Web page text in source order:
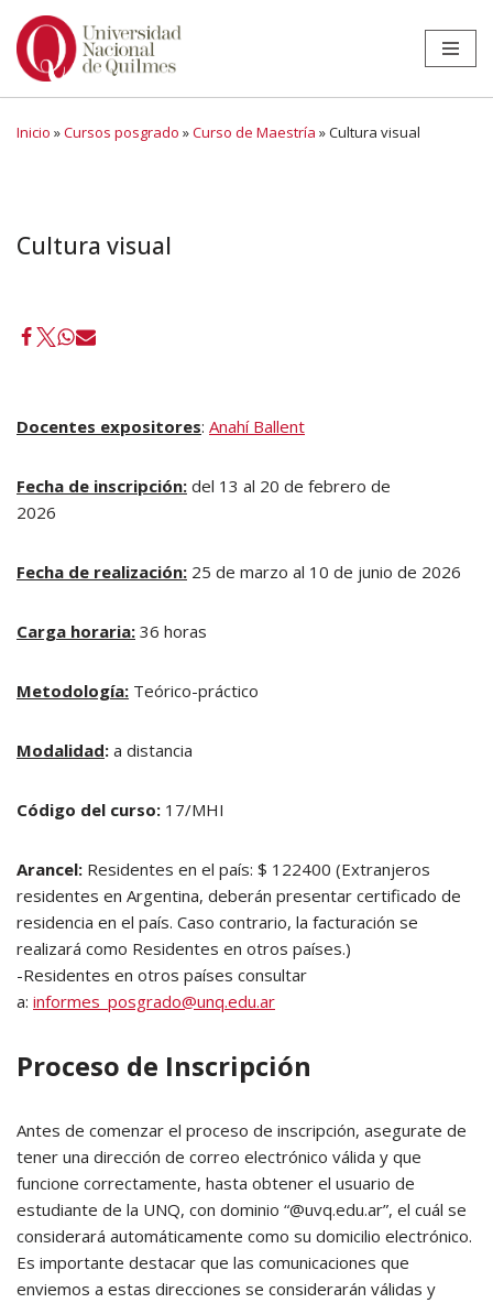
Ir
Inicio »Cursos posgrado »Curso de Maestría »Cultura visual
Cultura visual
Docentes expositores: Anahí Ballent
Fecha de inscripción: del 13 al 20 de febrero de
2026
Fecha de realización: 25 de marzo al 10 de junio de 2026
Carga horaria: 36 horas
Metodología: Teórico-práctico
Modalidad: a distancia
Código del curso: 17/MHI
Arancel: Residentes en el país: $ 122400 (Extranjeros
residentes en Argentina, deberán presentar certificado de
residencia en el país. Caso contrario, la facturación se
realizará como Residentes en otros países.)
-Residentes en otros países consultar
a: informes_posgrado@unq.edu.ar
Proceso de Inscripción
Antes de comenzar el proceso de inscripción, asegurate de
tener una dirección de correo electrónico válida y que
funcione correctamente, hasta obtener el usuario de
estudiante de la UNQ, con dominio “@uvq.edu.ar”, el cuál se
considerará automáticamente como su domicilio electrónico.
Es importante destacar que las comunicaciones que
enviemos a estas direcciones se considerarán válidas y